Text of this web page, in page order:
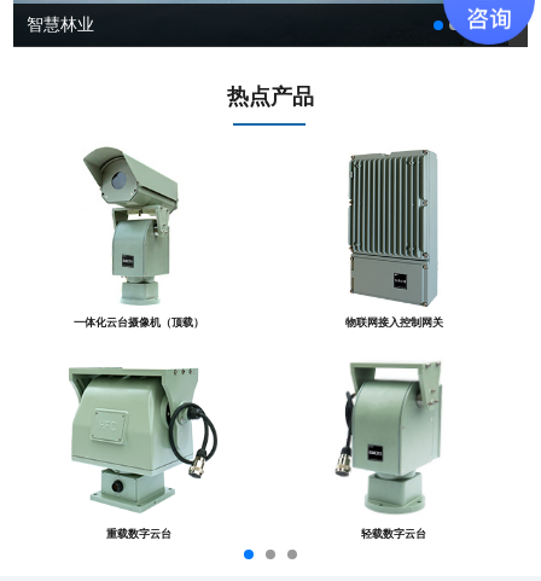
智慧林业
热点产品
一体化云台摄像机（顶载） 物联网接入控制网关
重载数字云台 轻载数字云台